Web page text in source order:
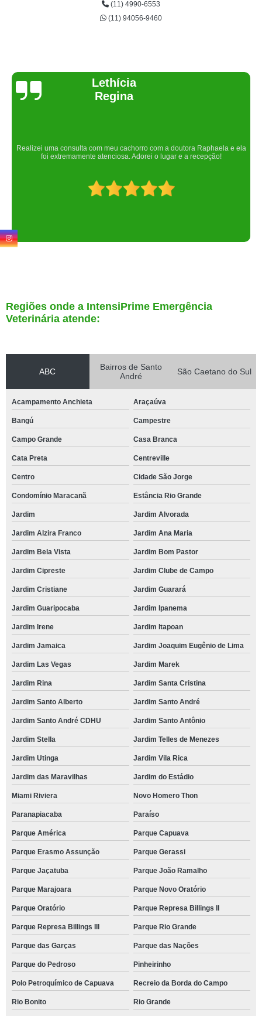
(11) 4990-6553
(11) 94056-9460
Joelma Lilian
Um lugar maravilhoso. Sempre serei grata pelo que fizeram por nós!
Regiões onde a IntensiPrime Emergência
Veterinária atende:
ABC
Bairros de Santo
André
São Caetano do Sul
Acampamento Anchieta Araçaúva
Bangú Campestre
Campo Grande Casa Branca
Cata Preta Centreville
Centro Cidade São Jorge
Condomínio Maracanã Estância Rio Grande
Jardim Jardim Alvorada
Jardim Alzira Franco Jardim Ana Maria
Jardim Bela Vista Jardim Bom Pastor
Jardim Cipreste Jardim Clube de Campo
Jardim Cristiane Jardim Guarará
Jardim Guaripocaba Jardim Ipanema
Jardim Irene Jardim Itapoan
Jardim Jamaica Jardim Joaquim Eugênio de Lima
Jardim Las Vegas Jardim Marek
Jardim Rina Jardim Santa Cristina
Jardim Santo Alberto Jardim Santo André
Jardim Santo André CDHU Jardim Santo Antônio
Jardim Stella Jardim Telles de Menezes
Jardim Utinga Jardim Vila Rica
Jardim das Maravilhas Jardim do Estádio
Miami Riviera Novo Homero Thon
Paranapiacaba Paraíso
Parque América Parque Capuava
Parque Erasmo Assunção Parque Gerassi
Parque Jaçatuba Parque João Ramalho
Parque Marajoara Parque Novo Oratório
Parque Oratório Parque Represa Billings II
Parque Represa Billings III Parque Rio Grande
Parque das Garças Parque das Nações
Parque do Pedroso Pinheirinho
Polo Petroquímico de Capuava Recreio da Borda do Campo
Rio Bonito Rio Grande